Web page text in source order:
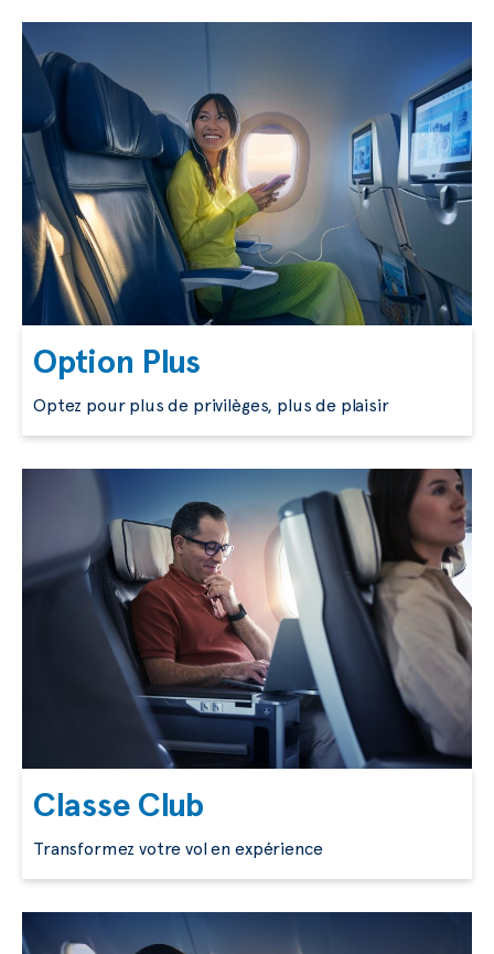
Option Plus
Optez pour plus de privilèges, plus de plaisir
Classe Club
Transformez votre vol en expérience